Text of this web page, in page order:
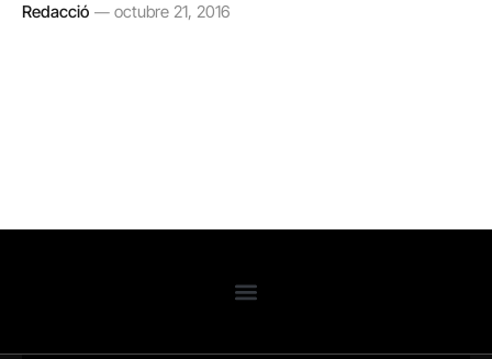
Redacció octubre 21, 2016